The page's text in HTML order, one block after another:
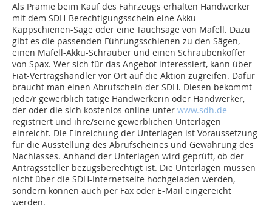
Als Prämie beim Kauf des Fahrzeugs erhalten Handwerker
mit dem SDH-Berechtigungsschein eine Akku-
Kappschienen-Säge oder eine Tauchsäge von Mafell. Dazu
gibt es die passenden Führungsschienen zu den Sägen,
einen Mafell-Akku-Schrauber und einen Schraubenkoffer
von Spax. Wer sich für das Angebot interessiert, kann über
Fiat-Vertragshändler vor Ort auf die Aktion zugreifen. Dafür
braucht man einen Abrufschein der SDH. Diesen bekommt
jede/r gewerblich tätige Handwerkerin oder Handwerker,
der oder die sich kostenlos online unter www.sdh.de
registriert und ihre/seine gewerblichen Unterlagen
einreicht. Die Einreichung der Unterlagen ist Voraussetzung
für die Ausstellung des Abrufscheines und Gewährung des
Nachlasses. Anhand der Unterlagen wird geprüft, ob der
Antragssteller bezugsberechtigt ist. Die Unterlagen müssen
nicht über die SDH-Internetseite hochgeladen werden,
sondern können auch per Fax oder E-Mail eingereicht
werden.